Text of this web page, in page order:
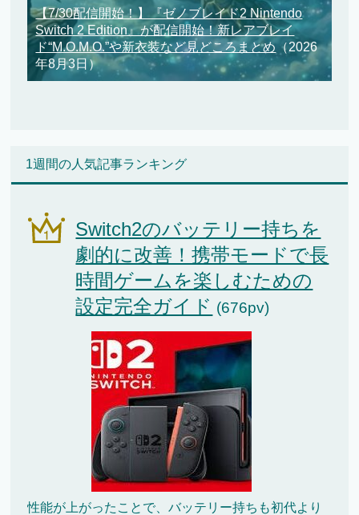
【7/30配信開始！】『ゼノブレイド2 Nintendo
Switch 2 Edition』が配信開始！新レアブレイ
ド“M.O.M.O.”や新衣装など見どころまとめ（2026
年8月3日）
1週間の人気記事ランキング
Switch2のバッテリー持ちを
劇的に改善！携帯モードで長
時間ゲームを楽しむための
設定完全ガイド (676pv)
性能が上がったことで、バッテリー持ちも初代より